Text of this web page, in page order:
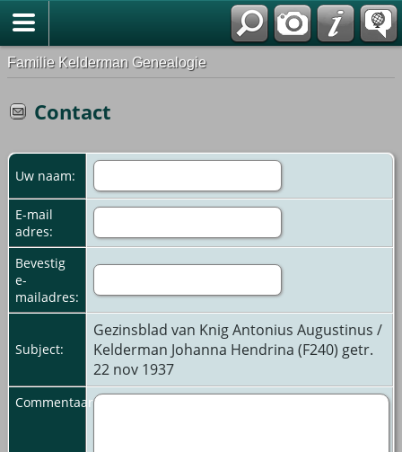
Familie Kelderman Genealogie
Contact
Uw naam:
E-mail
adres:
Bevestig
e-
mailadres:
Subject:
Gezinsblad van Knig Antonius Augustinus /
Kelderman Johanna Hendrina (F240) getr.
22 nov 1937
Commentaar: